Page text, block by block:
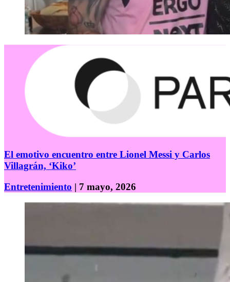
El emotivo encuentro entre Lionel Messi y Carlos
Villagrán, ‘Kiko’
Entretenimiento | 7 mayo, 2026